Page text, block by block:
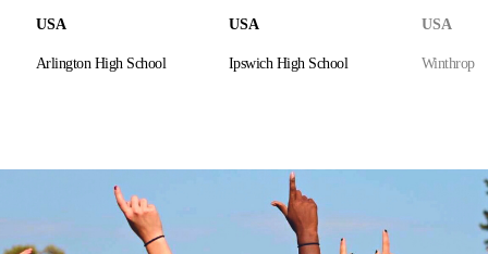
USA
Arlington High School
USA
Ipswich High School
USA
Winthrop